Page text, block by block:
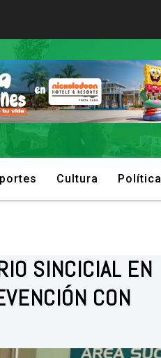
Cultura Política
SINCICIAL EN
CON